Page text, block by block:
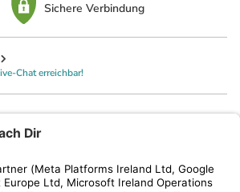
Sichere Verbindung
Chat erreichbar!